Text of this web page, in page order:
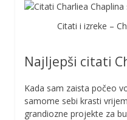
Citati i izreke –
Najljepši citati
Kada sam zaista počeo
samome sebi krasti
grandiozne projekte za